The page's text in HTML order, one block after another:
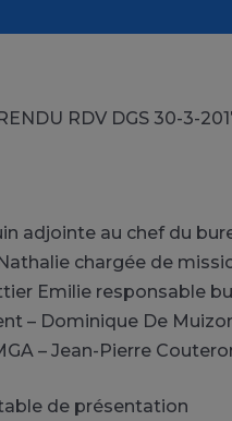
RDV DGS 30-3-
adjointe au chef du
chargée de
Emilie responsable
– Dominique De
– Jean-Pierre
de présentation